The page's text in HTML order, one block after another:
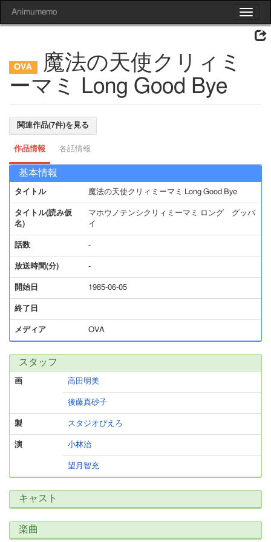
Toggle
Animumemo
魔法の天使クリィミ
ーマミ Long Good Bye
関連作品(7件)を見る
作品情報 各話情報
基本情報
タイトル 魔法の天使クリィミーマミ Long Good Bye
タイトル(読み仮
名)
マホウノテンシクリィミーマミ ロング グッバ
イ
話数 -
放送時間(分) -
開始日 1985-06-05
終了日
メディア OVA
スタッフ
画 高田明美
後藤真砂子
製 スタジオぴえろ
演 小林治
望月智充
キャスト
楽曲